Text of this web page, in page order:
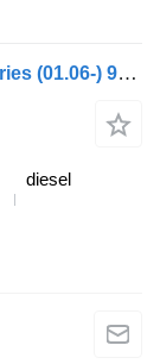
Accumulateur énergétique Scania K-series (01.06-) 9254813130 pour Scania K,N,F-series bus (2006-)
diesel